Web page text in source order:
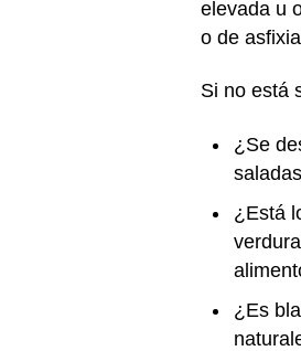
elevada u
o de
Si no está
¿Se
¿Está
¿Es